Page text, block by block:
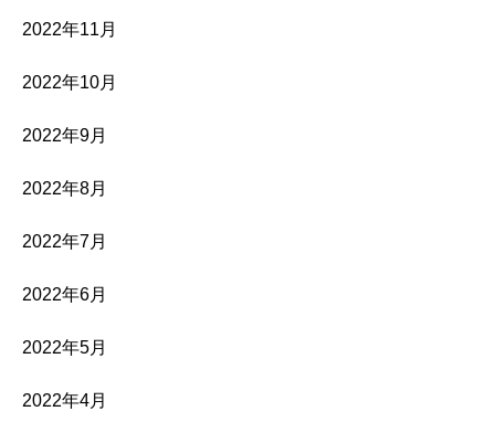
2022年11月
2022年10月
2022年9月
2022年8月
2022年7月
2022年6月
2022年5月
2022年4月